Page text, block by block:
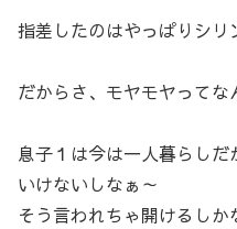
指差したのはやっぱりシリ
だからさ、モヤモヤってな
息子１は今は一人暮らし
いけないしなぁ～
そう言われちゃ開けるしか